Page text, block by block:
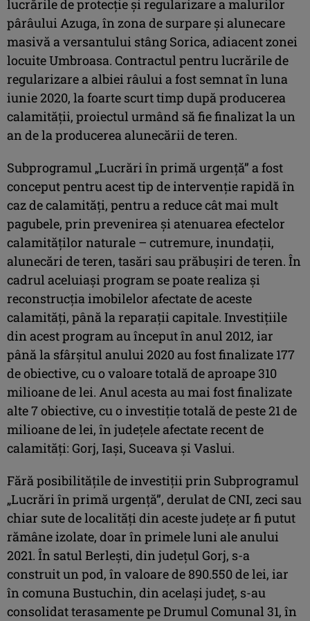
lucrările de protecție și regularizare a malurilor
pârâului Azuga, în zona de surpare și alunecare
masivă a versantului stâng Sorica, adiacent zonei
locuite Umbroasa. Contractul pentru lucrările de
regularizare a albiei râului a fost semnat în luna
iunie 2020, la foarte scurt timp după producerea
calamității, proiectul urmând să fie finalizat la un
an de la producerea alunecării de teren.
Subprogramul „Lucrări în primă urgență” a fost
conceput pentru acest tip de intervenție rapidă în
caz de calamități, pentru a reduce cât mai mult
pagubele, prin prevenirea și atenuarea efectelor
calamităților naturale – cutremure, inundații,
alunecări de teren, tasări sau prăbușiri de teren. În
cadrul aceluiași program se poate realiza și
reconstrucția imobilelor afectate de aceste
calamități, până la reparații capitale. Investițiile
din acest program au început în anul 2012, iar
până la sfârșitul anului 2020 au fost finalizate 177
de obiective, cu o valoare totală de aproape 310
milioane de lei. Anul acesta au mai fost finalizate
alte 7 obiective, cu o investiție totală de peste 21 de
milioane de lei, în județele afectate recent de
calamități: Gorj, Iași, Suceava și Vaslui.
Fără posibilitățile de investiții prin Subprogramul
„Lucrări în primă urgență”, derulat de CNI, zeci sau
chiar sute de localități din aceste județe ar fi putut
rămâne izolate, doar în primele luni ale anului
2021. În satul Berlești, din județul Gorj, s-a
construit un pod, în valoare de 890.550 de lei, iar
în comuna Bustuchin, din același județ, s-au
consolidat terasamente pe Drumul Comunal 31, în